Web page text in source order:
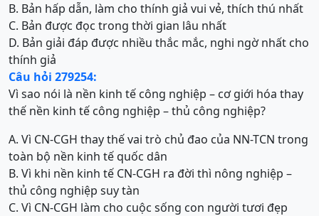
B. Bản hấp dẫn, làm cho thính giả vui vẻ, thích thú nhất
C. Bản được đọc trong thời gian lâu nhất
D. Bản giải đáp được nhiều thắc mắc, nghi ngờ nhất cho
thính giả
Câu hỏi 279254:
Vì sao nói là nền kinh tế công nghiệp – cơ giới hóa thay
thế nền kinh tế công nghiệp – thủ công nghiệp?
A. Vì CN-CGH thay thế vai trò chủ đao của NN-TCN trong
toàn bộ nền kinh tế quốc dân
B. Vì khi nền kinh tế CN-CGH ra đời thì nông nghiệp –
thủ công nghiệp suy tàn
C. Vì CN-CGH làm cho cuộc sống con người tươi đẹp